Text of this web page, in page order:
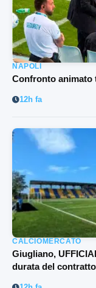
NAPOLI
Confronto animato
12h fa
CALCIOMERCATO
Giugliano,
durata del contratto